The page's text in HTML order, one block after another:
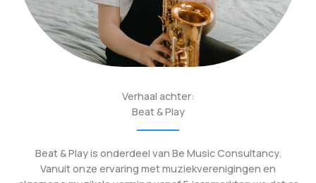
Verhaal achter:
Beat & Play
Beat & Play is onderdeel van Be Music Consultancy.
Vanuit onze ervaring met muziekverenigingen en